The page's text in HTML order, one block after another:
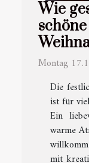
Wie
schöne
Montag
Die
ist für
Ein
warme
mit